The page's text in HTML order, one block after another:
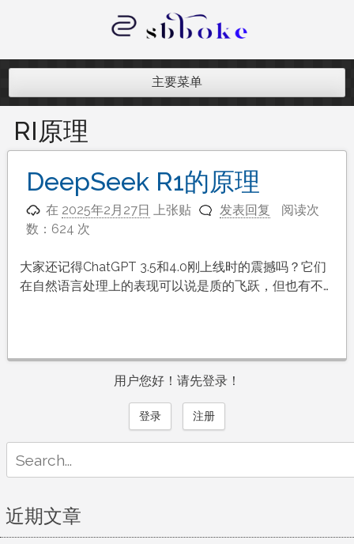
内
记录跨境电商独立站开发遇到的点点
主要菜单
RI原理
DeepSeek R1的原理
在 2025年2月27日 上张贴 发表回复
阅读次
数：624 次
大家还记得ChatGPT 3.5和4.0刚上线时的震撼吗？它们
在自然语言处理上的表现可以说是质的飞跃，但也有不…
用户您好！请先登录！
登录 注册
for:
近期文章